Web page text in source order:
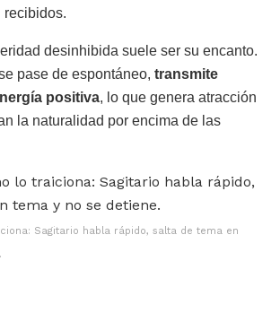
recibidos.
desinhibida suele ser su encanto.
pase de espontáneo, transmite
positiva, lo que genera atracción
la naturalidad por encima de las
Sagitario habla rápido, salta de tema en